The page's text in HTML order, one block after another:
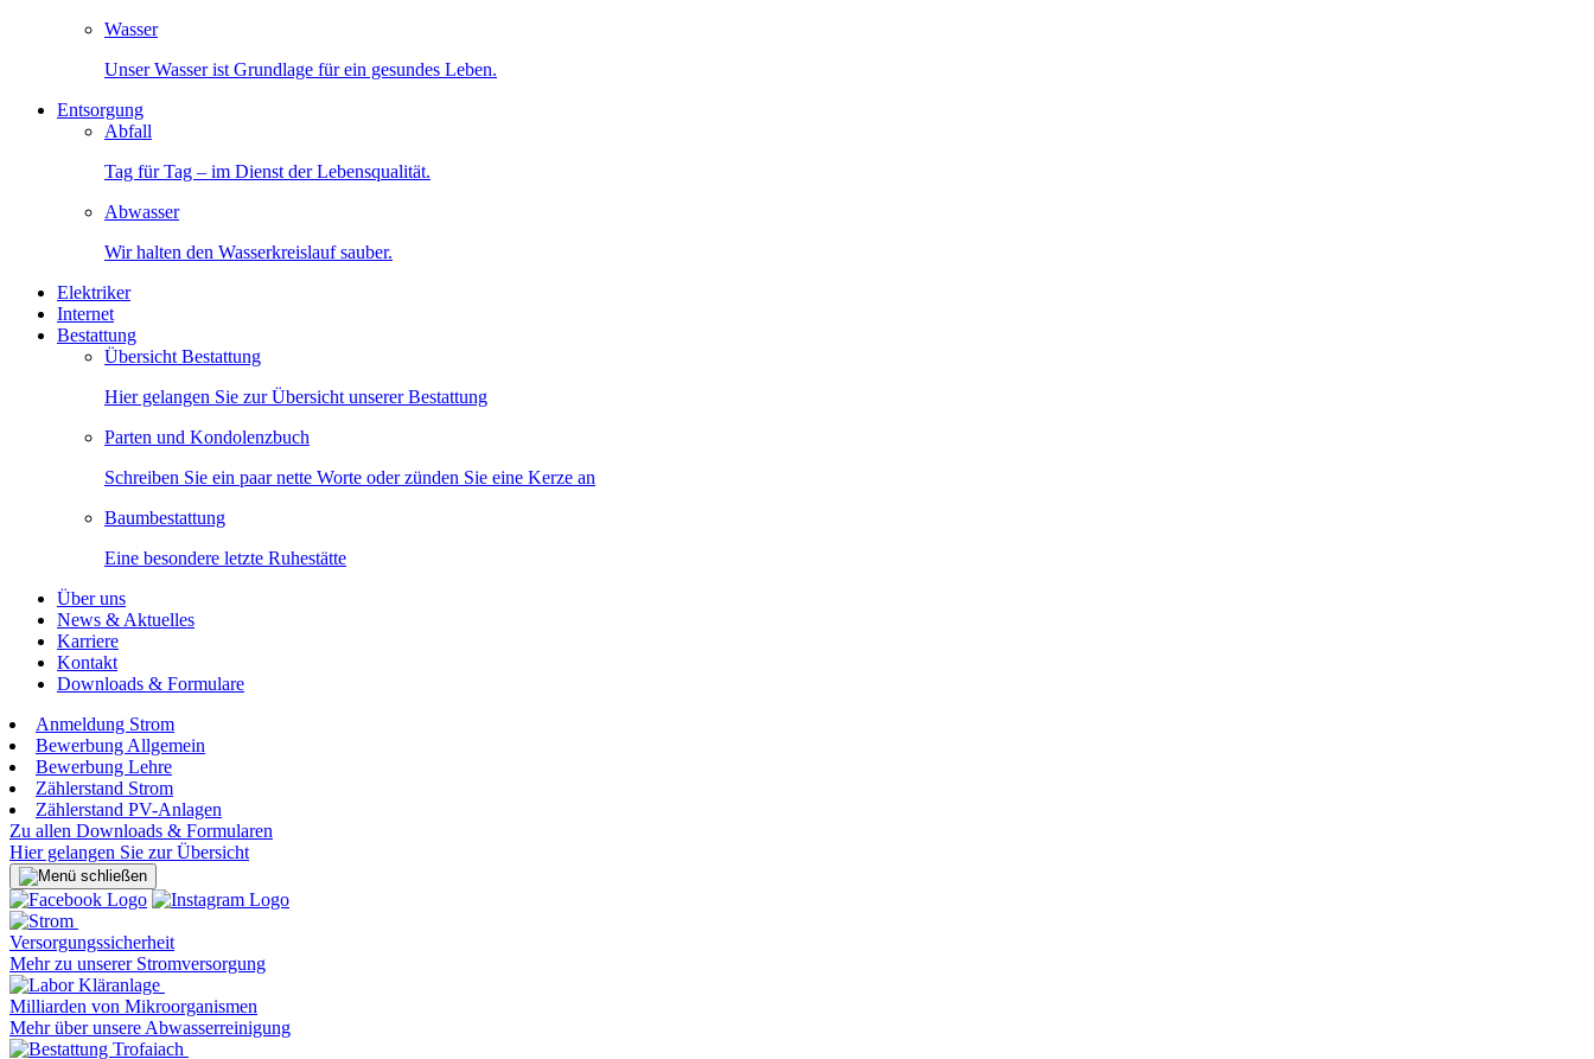
Wasser
Unser Wasser ist Grundlage für ein gesundes Leben.
Entsorgung
Abfall
Tag für Tag – im Dienst der Lebensqualität.
Abwasser
Wir halten den Wasserkreislauf sauber.
Elektriker
Internet
Bestattung
Übersicht Bestattung
Hier gelangen Sie zur Übersicht unserer Bestattung
Parten und Kondolenzbuch
Schreiben Sie ein paar nette Worte oder zünden Sie eine Kerze an
Baumbestattung
Eine besondere letzte Ruhestätte
Über uns
News & Aktuelles
Karriere
Kontakt
Downloads & Formulare
Anmeldung Strom
Bewerbung Allgemein
Bewerbung Lehre
Zählerstand Strom
Zählerstand PV-Anlagen
Zu allen Downloads & Formularen
Hier gelangen Sie zur Übersicht
Versorgungssicherheit
Mehr zu unserer Stromversorgung
Milliarden von Mikroorganismen
Mehr über unsere Abwasserreinigung